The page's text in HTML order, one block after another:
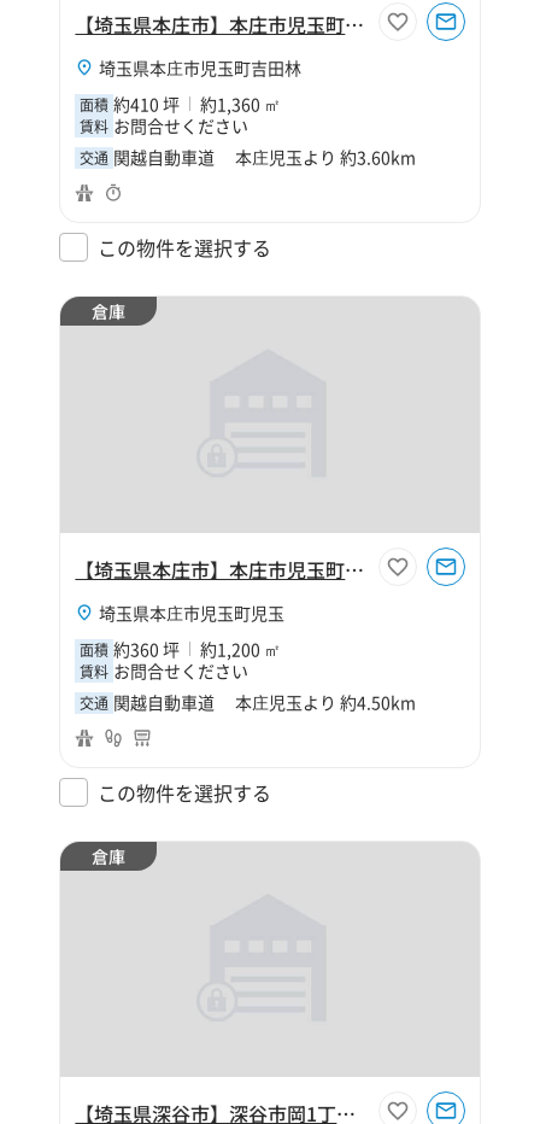
【埼玉県本庄市】本庄市児玉町吉田林410坪倉庫
埼玉県本庄市児玉町吉田林
面積 約410 坪 約1,360 ㎡
賃料 お問合せください
交通 関越自動車道 本庄児玉より 約3.60km
この物件を選択する
倉庫
【埼玉県本庄市】本庄市児玉町児玉360坪倉庫
埼玉県本庄市児玉町児玉
面積 約360 坪 約1,200 ㎡
賃料 お問合せください
交通 関越自動車道 本庄児玉より 約4.50km
この物件を選択する
倉庫
【埼玉県深谷市】深谷市岡1丁目340坪倉庫